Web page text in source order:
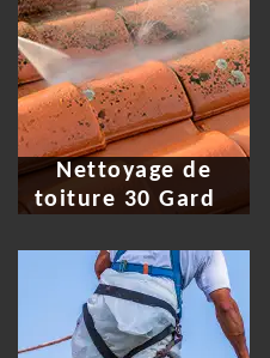
Nettoyage de
toiture 30 Gard